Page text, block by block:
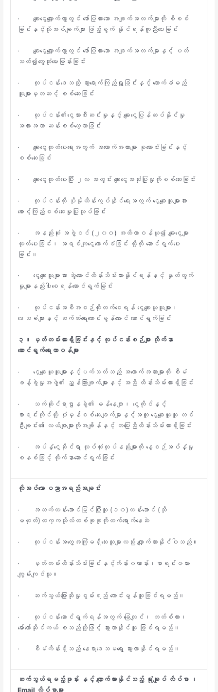
· ချေးငွေလျှောက်လွှာတွင် ဖော်ပြထားသော အချက်အလက်များကို စိစစ်
ခြင်းနှင့်လိုအပ်ချက်များ ဖြည့်စွက် နိုင်ရန်ကူညီပေးခြင်း
· ချေးငွေလျှောက်လွှာတွင် ဖော်ပြထားသော အချက်အလက်များနှင့် ပတ်
သတ်၍တွေ့ဆုံမေးမြန်းခြင်း
· လုပ်ငန်းဒေသသို့ သွားရောက်ကြည့်ရှုခြင်းနှင့် ထောက်ခံမည့်
သူများမှတဆင့် စစ်ဆေးခြင်း
· လုပ်ငန်း၏ငွေသားစီးဆင်းမှုနှင့် ချေးငွေပြန်ဆပ်နိုင်မှု
အလားအလာ ဆန်းစစ်လေ့လာခြင်း
· ချေးငွေထုတ်ပေးရေးအတွက် အထောက်အထားများ စုဆောင်းခြင်းနှင့်
စစ်ဆေးခြင်း
· ချေးငွေထုတ်ပေးပြီး ၂လ အတွင်း ချေးငွေအသုံးပြုမှုကိုစစ်ဆေးခြင်း
· လုပ်ငန်းကို ပိုမိုထိန်းကွပ်နိုင်ရေးအတွက် ငွေချေးသူများအား
စောင့်ကြည့်စစ်ဆေးမှုပြုလုပ်ခြင်း
· အနည်းဆုံး အဖွဲ့ဝင် (၂၀၀) အထိတာဝန်ယူ၍ ချေးငွေများ
ထုတ်ပေးခြင်း၊ အရစ်ကျငွေကောက်ခံခြင်း တို့ကို ဆောင်ရွက်ပေး
ခြင်း။
· ငွေချေးသူများအား ဆွဲဆောင်ထိန်းသိမ်းထားနိုင်ရန်နှင့် နှုတ်ထွက်
မှုများနည်းပါးစေရန်ဆောင်ရွက်ခြင်း
· လုပ်ငန်းအစီအစဉ်တိုးတက်စေရန် ငွေချေးယူသူများ၊
ဒေသခံများနှင့် ဆက်ဆံရေးကောင်းမွန်အောင် ဆောင်ရွက်ခြင်း
၃။ မှတ်တမ်းထားရှိခြင်းနှင့် လုပ်ငန်းစဉ်များ လိုက်နာ
ဆောင်ရွက်ရေးတာဝန်များ
· ငွေချေးယူသူများနှင့်ပက်သတ်သည့် အထောက်အထားများကို စီမံ
ခန့်ခွဲမှုအဖွဲ့၏ ညွှန်ကြားချက်များနှင့် အညီ ထိန်းသိမ်းထားရှိခြင်း
· သက်ဆိုင်ရာဌာနခွဲ၏ မန်နေဂျာ၊ ငွေကိုင်နှင့်
စာရင်းကိုင်တို့ ပုံမှန်စစ်ဆေးချက်များနှင့်အတူ ငွေချေးယူသူ တစ်
ဦးချင်း၏ လယ်ဂျာများကိုအချိန်နှင့် တပြေးညီထိန်းသိမ်းထားရှိခြင်း
· အပ်နှံငွေဆိုင်ရာ လုပ်ထုံးလုပ်နည်းများကို နေ့စဉ်အပ်နှံမှု
စနစ်ဖြင့် လိုက်နာဆောင်ရွက်ခြင်း
လိုအပ်သော ပညာအရည်အချင်း
· အထက်တန်းအောင်မြင်ပြီးသူ (၁၀)တန်းအောင် (သို
မဟုတ်)တက္ကသိုလ်တစ်ခုခုကိုတက်ရောက်နေဆဲ
· လုပ်ငန်းအတွေ့အကြုံမရှိသေးသူများလည်း လျှောက်ထားနိုင်ပါသည်။
· မှတ်တမ်းထိန်းသိမ်းခြင်းနှင့်ကိန်းဂဏာန်း၊စာရင်းဇယား
ကျွမ်းကျင်သူ။
· ဆက်သွယ်ပြောဆိုမှုစွမ်းရည် ကောင်းမွန်သူဖြစ်ရမည်။
· လုပ်ငန်းဆောင်ရွက်ရန်အတွက် ခြေလျင်၊ ဘတ်စ်ကား၊
မော်တော်ဆိုင်ကယ် စသည်တို့ဖြင့် သွားလာနိုင်သူ ဖြစ်ရမည်။
· စီမံကိန်းရှိသည့် နေရာဒေသမရွေး သွားလာနိုင်ရမည်။
ဆက်သွယ်ရမည့်ဖုန်း နှင့် လျှောက်ထားနိုင်သည့် ရုံးချုပ် လိပ်စာ
၊
Email လိပ်စာများ